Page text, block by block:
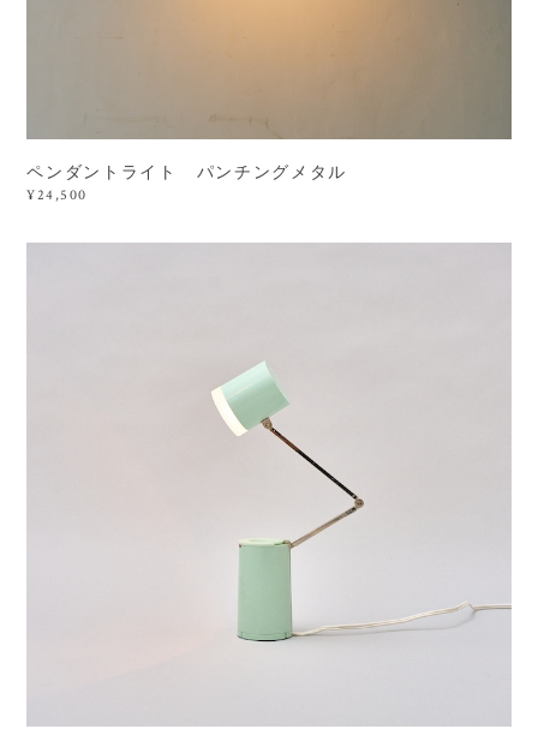
ペンダントライト パンチングメタル
¥24,500